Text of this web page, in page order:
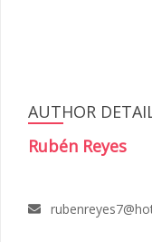
AUTHOR
Rubén Reyes